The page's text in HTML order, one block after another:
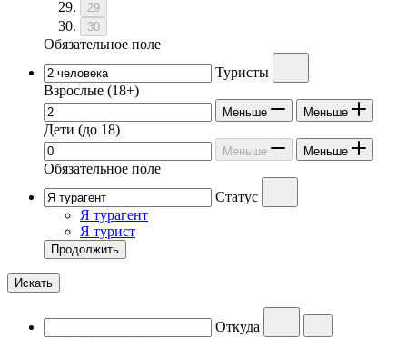
29
30
Обязательное поле
Туристы
Взрослые (18+)
Меньше Меньше
Дети (до 18)
Меньше Меньше
Обязательное поле
Статус
Я турагент
Я турист
Продолжить
Искать
Откуда